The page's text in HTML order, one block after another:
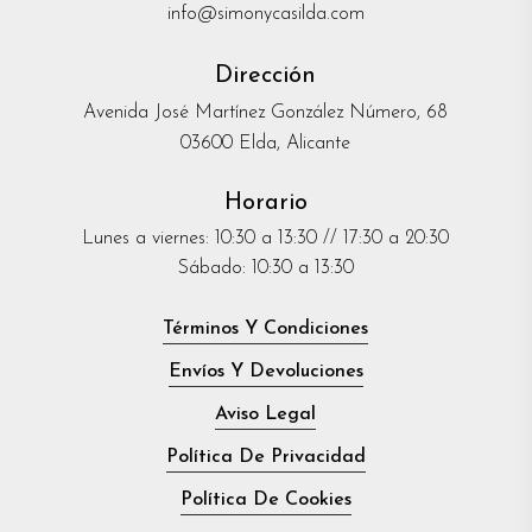
info@simonycasilda.com
Dirección
Avenida José Martínez González Número, 68
03600 Elda, Alicante
Horario
Lunes a viernes: 10:30 a 13:30 // 17:30 a 20:30
Sábado: 10:30 a 13:30
Términos Y Condiciones
Envíos Y Devoluciones
Aviso Legal
Política De Privacidad
Política De Cookies